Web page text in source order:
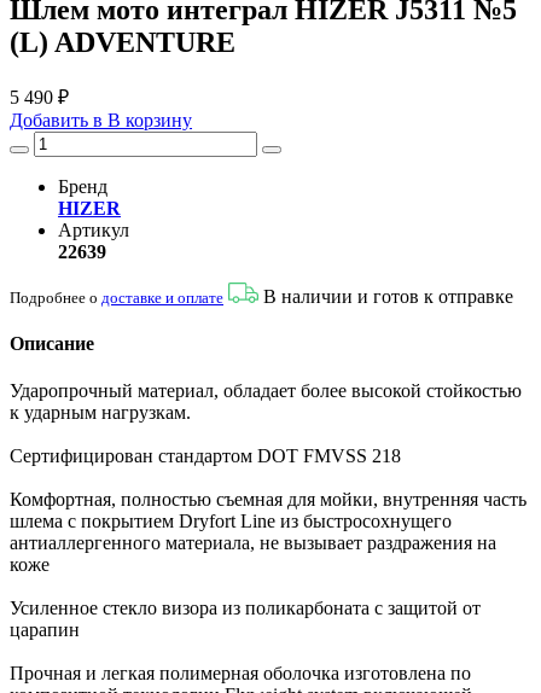
Шлем мото интеграл HIZER J5311 №5
(L) ADVENTURE
5 490 ₽
Добавить в В корзину
Бренд
HIZER
Артикул
22639
Подробнее о доставке и оплате В наличии и готов к отправке
Описание
Ударопрочный материал, обладает более высокой стойкостью
к ударным нагрузкам.
Сертифицирован стандартом DOT FMVSS 218
Комфортная, полностью съемная для мойки, внутренняя часть
шлема с покрытием Dryfort Line из быстросохнущего
антиаллергенного материала, не вызывает раздражения на
коже
Усиленное стекло визора из поликарбоната с защитой от
царапин
Прочная и легкая полимерная оболочка изготовлена по